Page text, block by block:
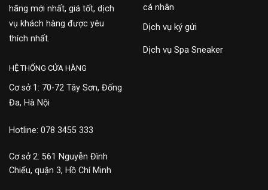
hãng mới nhất, giá tốt, dịch
vụ khách hàng được yêu
thích nhất.
cá nhân
Dịch vụ ký gửi
Dịch vụ Spa Sneaker
HỆ THỐNG CỬA HÀNG
Cơ sở 1: 70-72 Tây Sơn, Đống
Đa, Hà Nội
Hotline: 078 3455 333
Cơ sở 2: 561 Nguyễn Đình
Chiểu, quận 3, Hồ Chí Minh